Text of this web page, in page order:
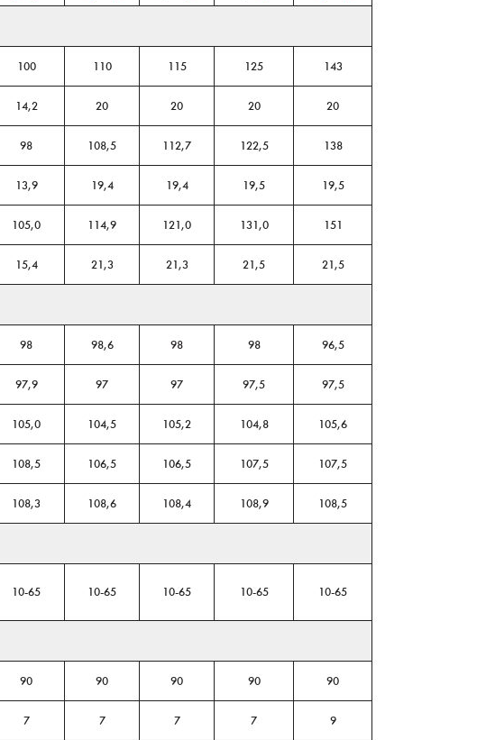
100 110 115 125 143
14,2 20 20 20 20
98 108,5 112,7 122,5 138
13,9 19,4 19,4 19,5 19,5
105,0 114,9 121,0 131,0 151
15,4 21,3 21,3 21,5 21,5
98 98,6 98 98 96,5
97,9 97 97 97,5 97,5
105,0 104,5 105,2 104,8 105,6
108,5 106,5 106,5 107,5 107,5
108,3 108,6 108,4 108,9 108,5
10-65 10-65 10-65 10-65 10-65
90 90 90 90 90
7 7 7 7 9